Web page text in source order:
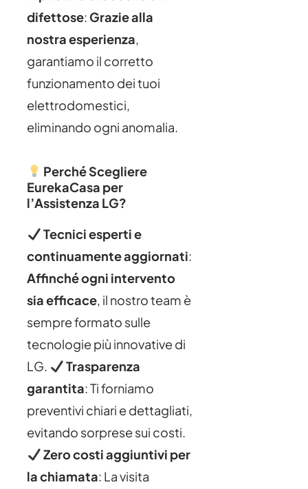
difettose: Grazie alla
nostra esperienza,
garantiamo il corretto
funzionamento dei tuoi
elettrodomestici,
eliminando ogni anomalia.
Perché Scegliere
EurekaCasa per
l’Assistenza LG?
Tecnici esperti e
continuamente aggiornati:
Affinché ogni intervento
sia efficace, il nostro team è
sempre formato sulle
tecnologie più innovative di
LG.
Trasparenza
garantita: Ti forniamo
preventivi chiari e dettagliati,
evitando sorprese sui costi.
Zero costi aggiuntivi per
la chiamata: La visita